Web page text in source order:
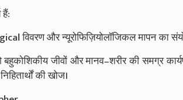
विवरण और न्यूरोफिज़ियोलॉजिकल मापन का
जीवों और मानव–शरीर की समग्र
की खोज।